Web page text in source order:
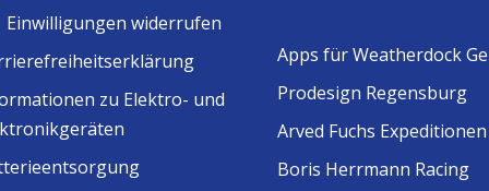
Einwilligungen widerrufen
zu Elektro- und
Apps für Weatherdock
Prodesign Regensburg
Arved Fuchs Expeditionen
Boris Herrmann Racing